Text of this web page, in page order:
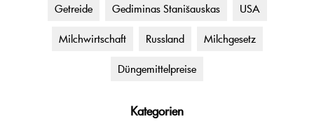
Getreide Gediminas Stanišauskas USA
Milchwirtschaft Russland Milchgesetz
Düngemittelpreise
Kategorien